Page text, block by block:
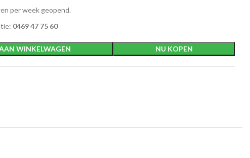
per week geopend.
0469 47 75 60
WINKELWAGEN NU KOPEN